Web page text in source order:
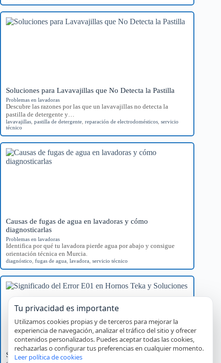
Soluciones para Lavavajillas que No Detecta la Pastilla
Problemas en lavadoras
Descubre las razones por las que un lavavajillas no detecta la
pastilla de detergente y…
lavavajillas pastilla de detergente reparación de electrodomésticos servicio
técnico
Causas de fugas de agua en lavadoras y cómo
diagnosticarlas
Problemas en lavadoras
Identifica por qué tu lavadora pierde agua por abajo y consigue
orientación técnica en Murcia.
diagnóstico fugas de agua lavadora servicio técnico
Significado del Error E01 en Hornos Teka y Soluciones
Tu privacidad es importante
Utilizamos cookies propias y de terceros para mejorar la
experiencia de navegación, analizar el tráfico del sitio y ofrecer
contenidos personalizados. Puedes aceptar todas las cookies,
rechazarlas o configurar tus preferencias en cualquier momento.
Leer política de cookies